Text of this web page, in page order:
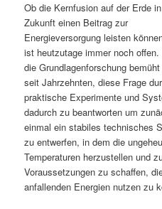
h
a
l
t
s
p
I
n
h
a
l
t
Ob die Kernfusion auf der Erde in
Zukunft einen Beitrag zur
Energieversorgung leisten
ist heutzutage immer noch offen.
die Grundlagenforschung
seit Jahrzehnten, diese Frage
praktische Experimente und
dadurch zu beantworten um
einmal ein stabiles technisches
zu entwerfen, in dem die
Temperaturen herzustellen und
Voraussetzungen zu schaffen,
anfallenden Energien nutzen zu